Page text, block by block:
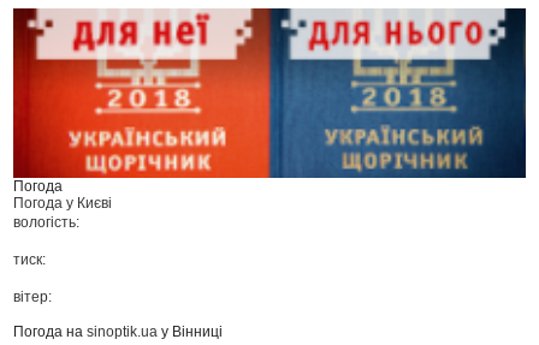
Погода
Погода у Києві
вологість:
тиск:
вітер:
Погода наsinoptik.ua у Вінниці